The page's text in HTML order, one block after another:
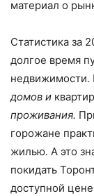
материал о
Статистика за
долгое время
недвижимости.
домов и
проживания.
горожане
жилью. А это
покидать
доступной